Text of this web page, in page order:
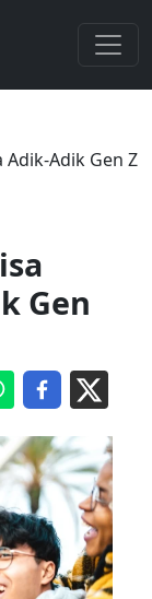
Adik-Adik Gen Z
Gen